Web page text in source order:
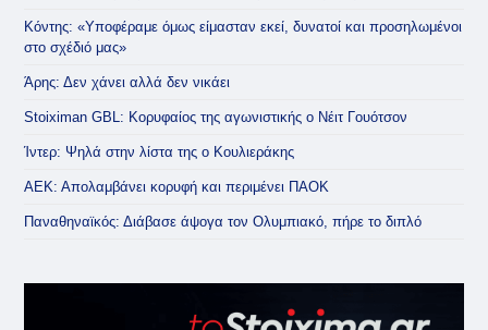
Κόντης: «Υποφέραμε όμως είμασταν εκεί, δυνατοί και προσηλωμένοι
στο σχέδιό μας»
Άρης: Δεν χάνει αλλά δεν νικάει
Stoiximan GBL: Κορυφαίος της αγωνιστικής ο Νέιτ Γουότσον
Ίντερ: Ψηλά στην λίστα της ο Κουλιεράκης
ΑΕΚ: Απολαμβάνει κορυφή και περιμένει ΠΑΟΚ
Παναθηναϊκός: Διάβασε άψογα τον Ολυμπιακό, πήρε το διπλό